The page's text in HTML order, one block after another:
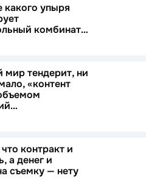
какого упыря
комбинат…
мир тендерит, ни
«контент
контракт и
а денег и
съемку — нету